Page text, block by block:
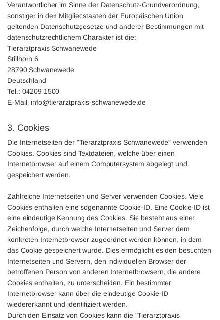
Verantwortlicher im Sinne der Datenschutz-Grundverordnung,
sonstiger in den Mitgliedstaaten der Europäischen Union
geltenden Datenschutzgesetze und anderer Bestimmungen mit
datenschutzrechtlichem Charakter ist die:
Tierarztpraxis Schwanewede
Stillhorn 6
28790 Schwanewede
Deutschland
Tel.: 04209 1500
E-Mail: info@tierarztpraxis-schwanewede.de
3. Cookies
Die Internetseiten der "Tierarztpraxis Schwanewede" verwenden
Cookies. Cookies sind Textdateien, welche über einen
Internetbrowser auf einem Computersystem abgelegt und
gespeichert werden.
Zahlreiche Internetseiten und Server verwenden Cookies. Viele
Cookies enthalten eine sogenannte Cookie-ID. Eine Cookie-ID ist
eine eindeutige Kennung des Cookies. Sie besteht aus einer
Zeichenfolge, durch welche Internetseiten und Server dem
konkreten Internetbrowser zugeordnet werden können, in dem
das Cookie gespeichert wurde. Dies ermöglicht es den besuchten
Internetseiten und Servern, den individuellen Browser der
betroffenen Person von anderen Internetbrowsern, die andere
Cookies enthalten, zu unterscheiden. Ein bestimmter
Internetbrowser kann über die eindeutige Cookie-ID
wiedererkannt und identifiziert werden.
Durch den Einsatz von Cookies kann die "Tierarztpraxis